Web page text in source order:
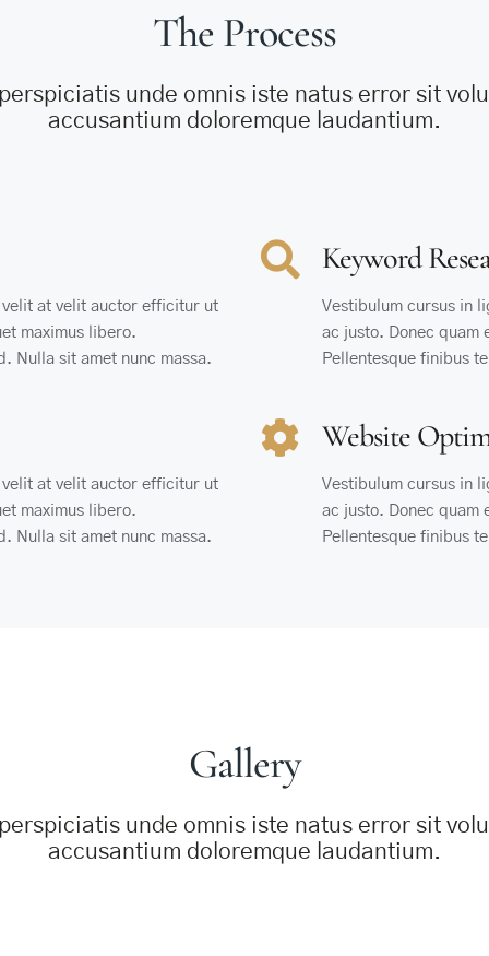
The Process
unde omnis iste natus error sit
accusantium doloremque laudantium.
at velit auctor efficitur ut
maximus libero.
Nulla sit amet nunc massa.
Keyword
Vestibulum cursus in
ac justo. Donec quam
Pellentesque finibus
at velit auctor efficitur ut
maximus libero.
Nulla sit amet nunc massa.
Website
Vestibulum cursus in
ac justo. Donec quam
Pellentesque finibus
Gallery
unde omnis iste natus error sit
accusantium doloremque laudantium.